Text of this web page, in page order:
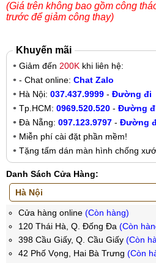
(Giá trên không bao gồm công
trước để giảm công thay)
Khuyến mãi
Giảm đến 200K khi liên hệ:
- Chat online: Chat Zalo
Hà Nội: 037.437.9999 - Đường đi
Tp.HCM: 0969.520.520 - Đường
Đà Nẵng: 097.123.9797 - Đường
Miễn phí cài đặt phần mềm!
Tặng tấm dán màn hình chống
Danh Sách Cửa Hàng:
Cửa hàng online (Còn hàng)
120 Thái Hà, Q. Đống Đa (Còn
398 Cầu Giấy, Q. Cầu Giấy (Còn
42 Phố Vọng, Hai Bà Trưng (Còn